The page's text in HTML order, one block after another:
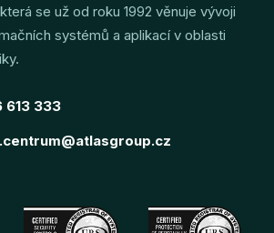
se už od roku 1992 věnuje vývoji
systémů a aplikací v oblasti
613 333